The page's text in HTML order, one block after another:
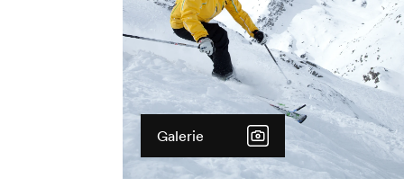
Galerie